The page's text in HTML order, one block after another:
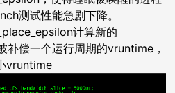
测试性能急剧下降。
计算新的
偿一个运行周期的vruntime，
vruntime